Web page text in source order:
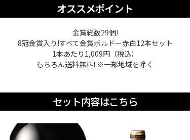
オススメポイント
金賞総数29個!
8冠金賞入り!すべて金賞ボルドー赤白12本セット
1本あたり1,009円（税込）
もちろん送料無料! ※一部地域を除く
セット内容はこちら